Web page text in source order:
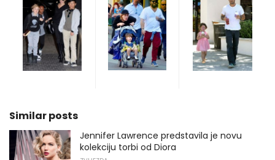
Similar posts
Jennifer Lawrence predstavila je novu
kolekciju torbi od Diora